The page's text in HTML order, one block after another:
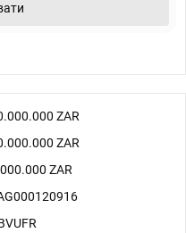
ZAR
ZAR
ZAR